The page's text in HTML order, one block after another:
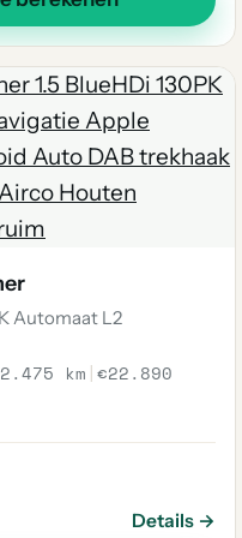
Automaat L2
km |€22.890
Details →